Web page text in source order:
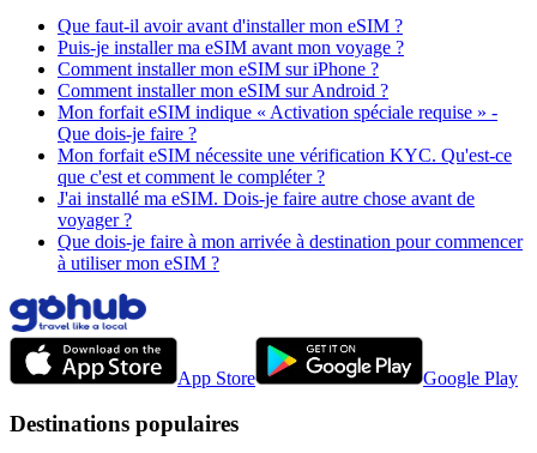
Que faut-il avoir avant d'installer mon eSIM ?
Puis-je installer ma eSIM avant mon voyage ?
Comment installer mon eSIM sur iPhone ?
Comment installer mon eSIM sur Android ?
Mon forfait eSIM indique « Activation spéciale requise » -
Que dois-je faire ?
Mon forfait eSIM nécessite une vérification KYC. Qu'est-ce
que c'est et comment le compléter ?
J'ai installé ma eSIM. Dois-je faire autre chose avant de
voyager ?
Que dois-je faire à mon arrivée à destination pour commencer
à utiliser mon eSIM ?
App Store Google Play
Destinations populaires